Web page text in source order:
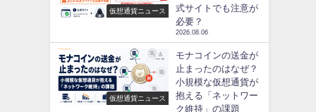
仮想通貨ニュース
式サイトでも注意が
必要？
2026.08.06
仮想通貨ニュース
モナコインの送金が
止まったのはなぜ？
小規模な仮想通貨が
抱える「ネットワー
ク維持」の課題